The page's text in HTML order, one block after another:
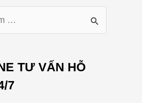
TƯ VẤN HỖ
7